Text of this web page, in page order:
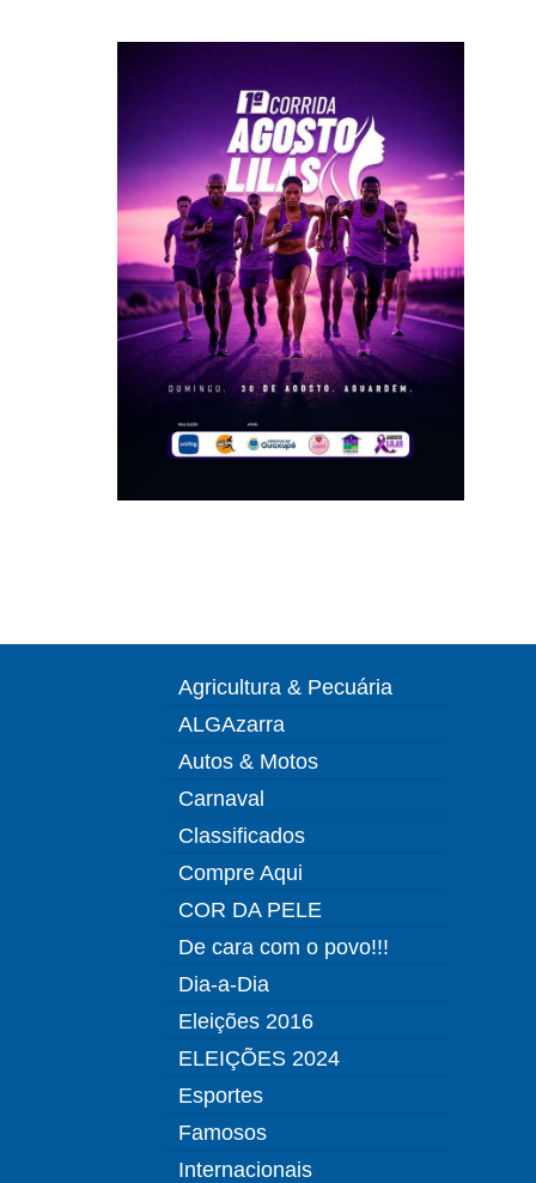
Agricultura & Pecuária
ALGAzarra
Autos & Motos
Carnaval
Classificados
Compre Aqui
COR DA PELE
De cara com o povo!!!
Dia-a-Dia
Eleições 2016
ELEIÇÕES 2024
Esportes
Famosos
Internacionais